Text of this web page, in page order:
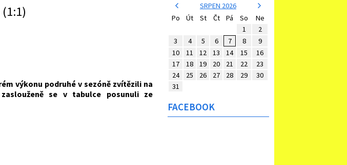
výkonu podruhé v sezóně zvítězili na
se v tabulce posunuli ze
SRPEN 2026
Po
Út St Čt Pá So
Ne
1
2
3
4 5 6 7 8
9
10
11 12 13 14 15
16
17
18 19 20 21 22
23
24
25 26 27 28 29
30
31
FACEBOOK